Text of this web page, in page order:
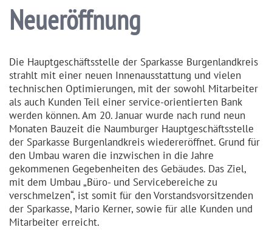
Neueröffnung
Die Hauptge­schäfts­stelle der Sparkasse Burgen­landkreis
strahlt mit einer neuen Innenaus­stattung und vielen
technischen Optimie­rungen, mit der sowohl Mitarbeiter
als auch Kunden Teil einer service-orientierten Bank
werden können. Am 20. Januar wurde nach rund neun
Monaten Bauzeit die Naumburger Hauptge­schäfts­stelle
der Sparkasse Burgen­landkreis wieder­eröffnet. Grund für
den Umbau waren die inzwischen in die Jahre
gekommenen Gegeben­heiten des Gebäudes. Das Ziel,
mit dem Umbau „Büro- und Service­be­reiche zu
verschmelzen“, ist somit für den Vorstands­vor­sit­zenden
der Sparkasse, Mario Kerner, sowie für alle Kunden und
Mitarbeiter erreicht.